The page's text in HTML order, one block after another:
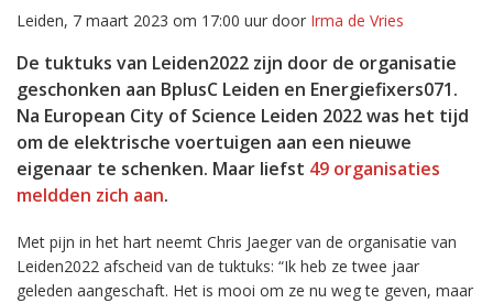
Leiden, 7 maart 2023 om 17:00 uur door Irma de Vries
De tuktuks van Leiden2022 zijn door de organisatie
geschonken aan BplusC Leiden en Energiefixers071.
Na European City of Science Leiden 2022 was het tijd
om de elektrische voertuigen aan een nieuwe
eigenaar te schenken. Maar liefst 49 organisaties
meldden zich aan.
Met pijn in het hart neemt Chris Jaeger van de organisatie van
Leiden2022 afscheid van de tuktuks: “Ik heb ze twee jaar
geleden aangeschaft. Het is mooi om ze nu weg te geven, maar